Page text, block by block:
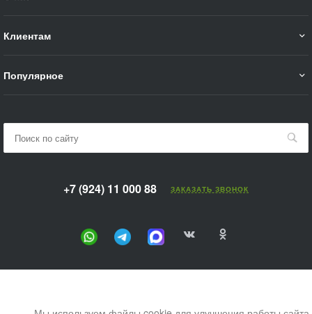
Клиентам
Популярное
+7 (924) 11 000 88 ЗАКАЗАТЬ ЗВОНОК